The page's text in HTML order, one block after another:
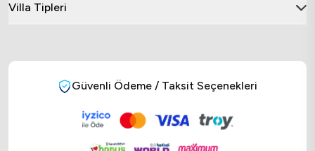
Villa Tipleri
Güvenli Ödeme / Taksit Seçenekleri